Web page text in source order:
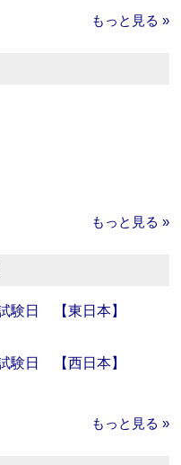
もっと見る »
もっと見る »
験日 【東日本】
験日 【西日本】
もっと見る »